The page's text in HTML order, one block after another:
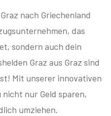
nach Griechenland
das
sondern auch dein
Graz aus Graz sind
Mit unserer innovativen
nur Geld sparen,
umziehen.